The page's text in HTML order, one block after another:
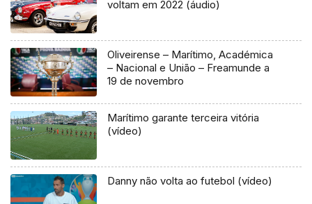
voltam em 2022 (áudio)
Oliveirense – Marítimo, Académica
– Nacional e União – Freamunde a
19 de novembro
Marítimo garante terceira vitória
(vídeo)
Danny não volta ao futebol (vídeo)